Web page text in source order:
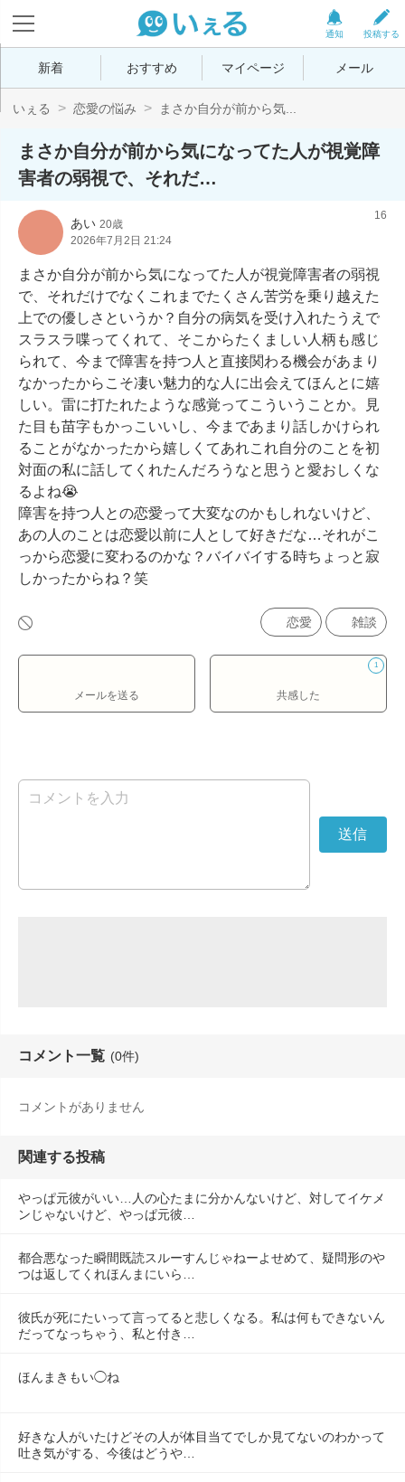
投稿する
通知
新着 おすすめ マイページ メール
いぇる 恋愛の悩み まさか自分が前から気...
まさか自分が前から気になってた人が視覚障
害者の弱視で、それだ…
あい 20歳
2026年7月2日 21:24
16
まさか自分が前から気になってた人が視覚障害者の弱視
で、それだけでなくこれまでたくさん苦労を乗り越えた
上での優しさというか？自分の病気を受け入れたうえで
スラスラ喋ってくれて、そこからたくましい人柄も感じ
られて、今まで障害を持つ人と直接関わる機会があまり
なかったからこそ凄い魅力的な人に出会えてほんとに嬉
しい。雷に打たれたような感覚ってこういうことか。見
た目も苗字もかっこいいし、今まであまり話しかけられ
ることがなかったから嬉しくてあれこれ自分のことを初
対面の私に話してくれたんだろうなと思うと愛おしくな
るよね😭
障害を持つ人との恋愛って大変なのかもしれないけど、
あの人のことは恋愛以前に人として好きだな…それがこ
っから恋愛に変わるのかな？バイバイする時ちょっと寂
しかったからね？笑
恋愛 雑談
メールを送る
1
共感した
コメント一覧 (0件)
コメントがありません
関連する投稿
やっぱ元彼がいい…人の心たまに分かんないけど、対してイケメ
ンじゃないけど、やっぱ元彼…
都合悪なった瞬間既読スルーすんじゃねーよせめて、疑問形のや
つは返してくれほんまにいら…
彼氏が死にたいって言ってると悲しくなる。私は何もできないん
だってなっちゃう、私と付き…
ほんまきもい◯ね
好きな人がいたけどその人が体目当てでしか見てないのわかって
吐き気がする、今後はどうや…